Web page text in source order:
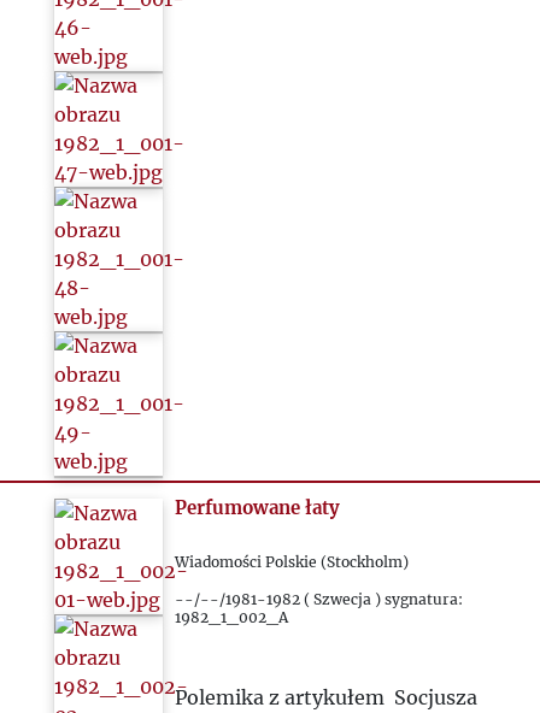
Perfumowane łaty
Wiadomości Polskie (Stockholm)
--/--/1981-1982 ( Szwecja ) sygnatura:
1982_1_002_A
Polemika z artykułem Socjusza